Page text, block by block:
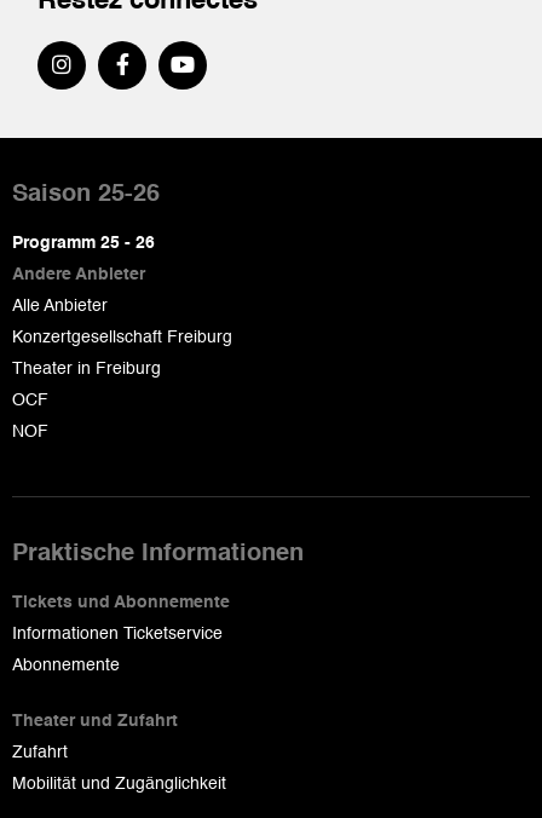
de
page
Saison 25-26
Programm 25 - 26
Andere Anbieter
Alle Anbieter
Konzertgesellschaft Freiburg
Theater in Freiburg
OCF
NOF
Praktische Informationen
Tickets und Abonnemente
Informationen Ticketservice
Abonnemente
Theater und Zufahrt
Zufahrt
Mobilität und Zugänglichkeit